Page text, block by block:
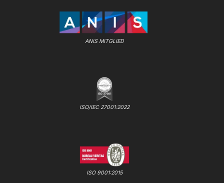
ANIS MITGLIED
ISO/IEC 27001:2022
ISO 9001:2015